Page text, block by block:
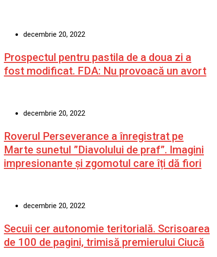
decembrie 20, 2022
Prospectul pentru pastila de a doua zi a
fost modificat. FDA: Nu provoacă un avort
decembrie 20, 2022
Roverul Perseverance a înregistrat pe
Marte sunetul ”Diavolului de praf”. Imagini
impresionante și zgomotul care îți dă fiori
decembrie 20, 2022
Secuii cer autonomie teritorială. Scrisoarea
de 100 de pagini, trimisă premierului Ciucă